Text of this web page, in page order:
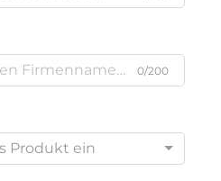
0/200
Produkt ein